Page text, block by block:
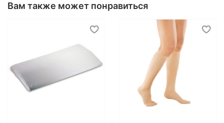
Вам также может понравиться